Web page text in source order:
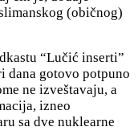
(običnog)
“Lučić inserti”
dana gotovo potpuno
ne izveštavaju, a
izneo
sa dve nuklearne